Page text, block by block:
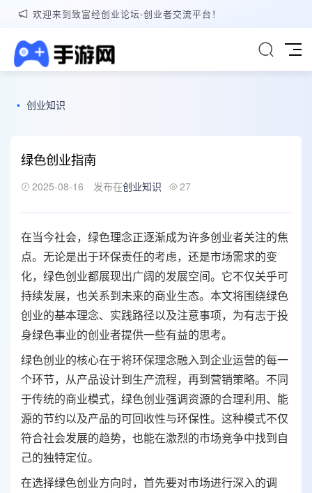
欢迎来到致富经创业论坛-创业者交流平台！
• 创业知识
绿色创业指南
2025-08-16 发布在创业知识 27
在当今社会，绿色理念正逐渐成为许多创业者关注的焦
点。无论是出于环保责任的考虑，还是市场需求的变
化，绿色创业都展现出广阔的发展空间。它不仅关乎可
持续发展，也关系到未来的商业生态。本文将围绕绿色
创业的基本理念、实践路径以及注意事项，为有志于投
身绿色事业的创业者提供一些有益的思考。
绿色创业的核心在于将环保理念融入到企业运营的每一
个环节，从产品设计到生产流程，再到营销策略。不同
于传统的商业模式，绿色创业强调资源的合理利用、能
源的节约以及产品的可回收性与环保性。这种模式不仅
符合社会发展的趋势，也能在激烈的市场竞争中找到自
己的独特定位。
在选择绿色创业方向时，首先要对市场进行深入的调